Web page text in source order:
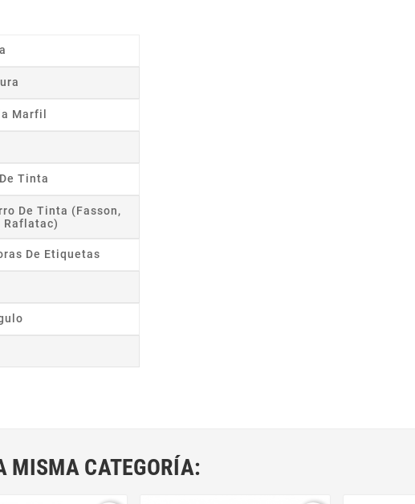
Marfil
Tinta
De Tinta (Fasson,
Raflatac)
De Etiquetas
MISMA CATEGORÍA: